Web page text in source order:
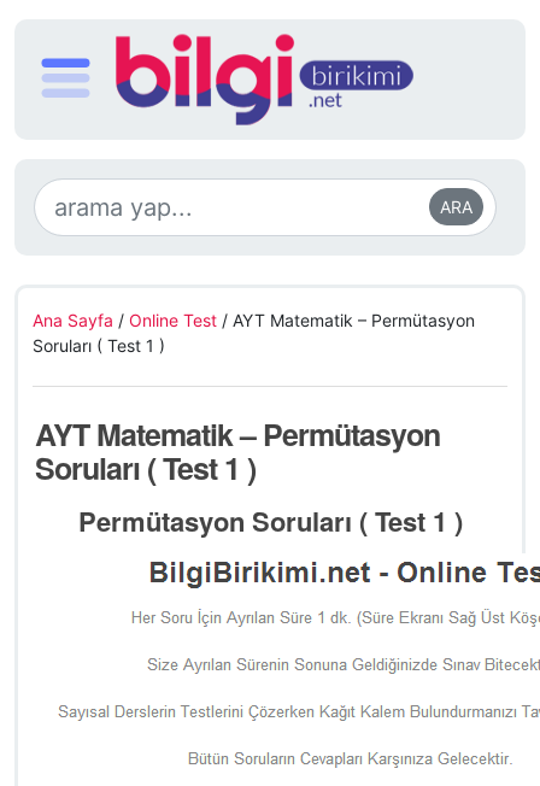
ARA
Ana Sayfa / Online Test / AYT Matematik – Permütasyon
Soruları ( Test 1 )
AYT Matematik – Permütasyon
Soruları ( Test 1 )
Permütasyon Soruları ( Test 1 )